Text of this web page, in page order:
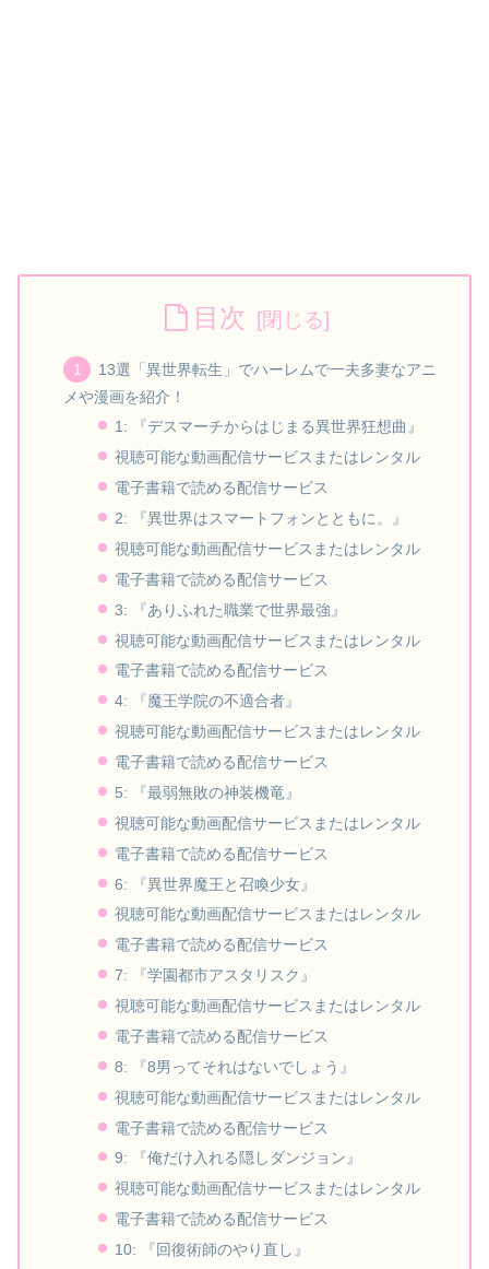
目次
13選「異世界転生」でハーレムで一夫多妻なアニ
メや漫画を紹介！
1: 『デスマーチからはじまる異世界狂想曲』
視聴可能な動画配信サービスまたはレンタル
電子書籍で読める配信サービス
2: 『異世界はスマートフォンとともに。』
視聴可能な動画配信サービスまたはレンタル
電子書籍で読める配信サービス
3: 『ありふれた職業で世界最強』
視聴可能な動画配信サービスまたはレンタル
電子書籍で読める配信サービス
4: 『魔王学院の不適合者』
視聴可能な動画配信サービスまたはレンタル
電子書籍で読める配信サービス
5: 『最弱無敗の神装機竜』
視聴可能な動画配信サービスまたはレンタル
電子書籍で読める配信サービス
6: 『異世界魔王と召喚少女』
視聴可能な動画配信サービスまたはレンタル
電子書籍で読める配信サービス
7: 『学園都市アスタリスク』
視聴可能な動画配信サービスまたはレンタル
電子書籍で読める配信サービス
8: 『8男ってそれはないでしょう』
視聴可能な動画配信サービスまたはレンタル
電子書籍で読める配信サービス
9: 『俺だけ入れる隠しダンジョン』
視聴可能な動画配信サービスまたはレンタル
電子書籍で読める配信サービス
10: 『回復術師のやり直し』